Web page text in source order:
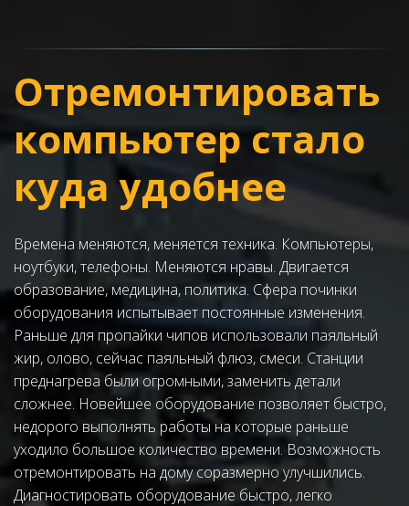
Отремонтировать
компьютер стало
куда удобнее
Времена меняются, меняется техника. Компьютеры,
ноутбуки, телефоны. Меняются нравы. Двигается
образование, медицина, политика. Сфера починки
оборудования испытывает постоянные изменения.
Раньше для пропайки чипов использовали паяльный
жир, олово, сейчас паяльный флюз, смеси. Станции
преднагрева были огромными, заменить детали
сложнее. Новейшее оборудование позволяет быстро,
недорого выполнять работы на которые раньше
уходило большое количество времени. Возможность
отремонтировать на дому соразмерно улучшились.
Диагностировать оборудование быстро, легко